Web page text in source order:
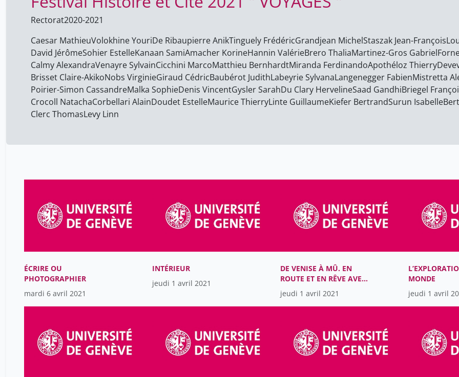
Rectorat2020-2021
Caesar MathieuVolokhine YouriDe Ribaupierre AnikTinguely FrédéricGrandjean MichelStaszak Jean-François
David JérômeSohier EstelleKanaan SamiAmacher KorineHannin ValérieBrero ThaliaMartinez-Gros Gabriel
Calmy AlexandraVenayre SylvainCicchini MarcoMatthieu BernhardtMiranda FerdinandoApothéloz Thierry
Brisset Claire-AkikoNobs VirginieGiraud CédricBaubérot JudithLabeyrie SylvanaLangenegger FabienMistretta
Poirier-Simon CassandreMalka SophieDenis VincentGysler SarahDu Clary HervelineSaad GandhiBriegel
Crocoll NatachaCorbellari AlainDoudet EstelleMaurice ThierryLinte GuillaumeKiefer BertrandSurun Isabelle
Clerc ThomasLevy Linn
ÉCRIRE OU
PHOTOGRAPHIER
mardi 6 avril 2021
INTÉRIEUR
jeudi 1 avril 2021
DE VENISE À MÛ. EN
ROUTE ET EN RÊVE AVEC
CORTO MALTESE
jeudi 1 avril 2021
MONDE
jeudi 1 avril